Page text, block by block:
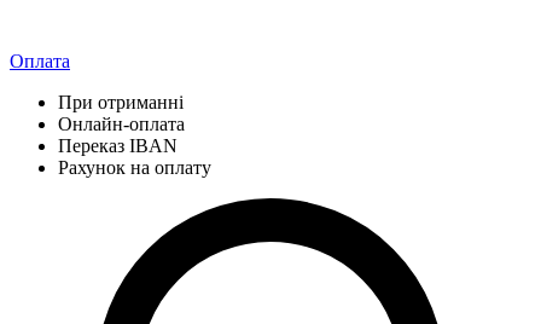
Оплата
При отриманні
Онлайн-оплата
Переказ IBAN
Рахунок на оплату